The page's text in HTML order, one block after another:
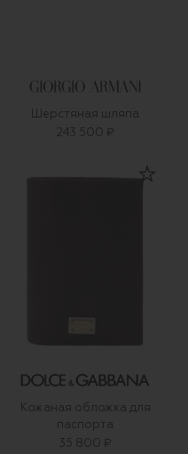
Шерстяная шляпа
243 500 ₽
Кожаная обложка для
паспорта
35 800 ₽